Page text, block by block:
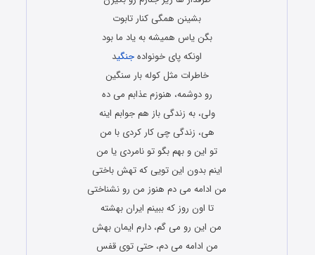
بشینن همگی کنار تابوت
بگن یاس همیشه به یاد ما بود
اونکه پای خونوادهجنگید
خاطرات مثل کوله بار سنگین
رو دوشمه، هنوزم عذابم می ده
ولی، به زندگی باز هم جوابم اینه
هی، زندگی چی کار کردی با من
تو این و بهم بگو تو نامردی یا من
اینم بدون این تویی که تهش باختی
من ادامه می دم هنوز من رو نشناختی
تا اون روز که ببینم ایران بهشته
من این رو می گم، دارم ایمان بهش
من ادامه می دم، حتی توی قفس